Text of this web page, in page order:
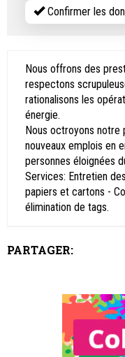
Confirmer les
Nous offrons des
respectons
rationalisons les
énergie.
Nous octroyons notre
nouveaux emplois en
personnes éloignées
Services: Entretien
papiers et cartons -
élimination de tags.
PARTAGER: